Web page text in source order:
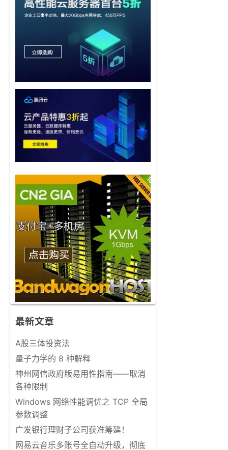
最新文章
A股三体投资法
量子力学的 8 种解释
神州网信政府版易用性指南——取消
各种限制
Windows 网络性能调优之 TCP 全局
参数调整
广发银行理财子公司获准筹建！
网易云音乐多账号全自动升级，彻底